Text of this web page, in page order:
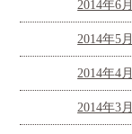
2014年6月
2014年5月
2014年4月
2014年3月